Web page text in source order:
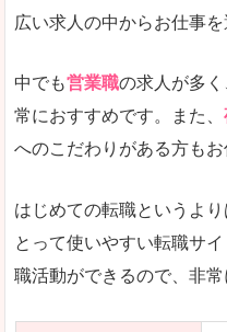
エンジニア
求人数が少
求人を含ん
広い求人の中からお仕事を
中でも営業職の求人が多く
常におすすめです。また、
へのこだわりがある方も
はじめての転職というより
とって使いやすい転職サ
職活動ができるので、非常